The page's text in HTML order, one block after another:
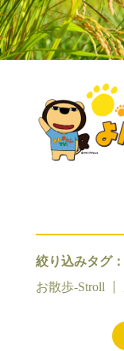
絞り込みタグ：
お散歩-Stroll